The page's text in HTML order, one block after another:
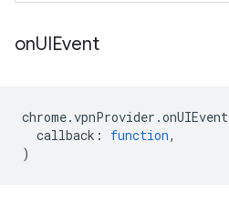
onUIEvent
chrome.vpnProvider .onUIEvent
callback : function,
)